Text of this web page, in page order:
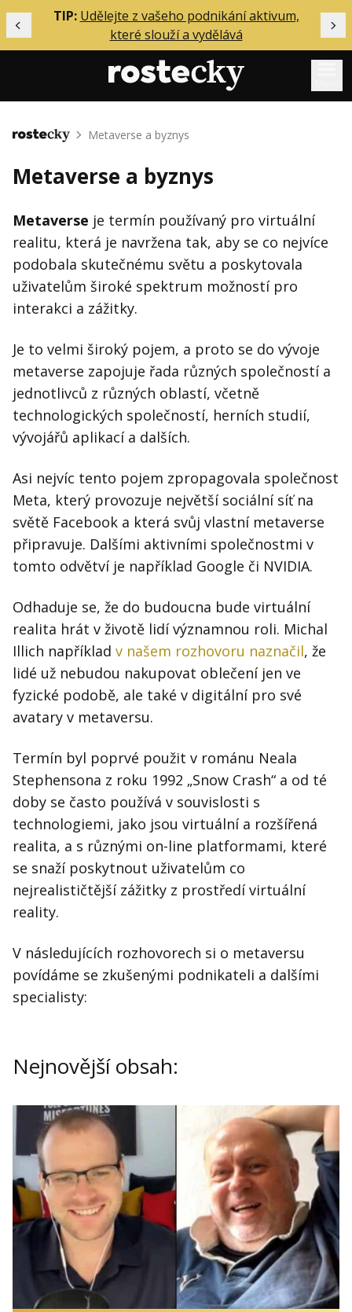
Předchozí
TIP: Udělejte z vašeho podnikání aktivum,
které slouží a vydělává
Mentoring
Solo
Akce
Inzerce
O mně
Kontakt
Obchodní podmínky
Hledaná fráze
Domů Metaverse a byznys
Metaverse a byznys
Metaverse je termín používaný pro virtuální
realitu, která je navržena tak, aby se co nejvíce
podobala skutečnému světu a poskytovala
uživatelům široké spektrum možností pro
interakci a zážitky.
Je to velmi široký pojem, a proto se do vývoje
metaverse zapojuje řada různých společností a
jednotlivců z různých oblastí, včetně
technologických společností, herních studií,
vývojářů aplikací a dalších.
Asi nejvíc tento pojem zpropagovala společnost
Meta, který provozuje největší sociální síť na
světě Facebook a která svůj vlastní metaverse
připravuje. Dalšími aktivními společnostmi v
tomto odvětví je například Google či NVIDIA.
Odhaduje se, že do budoucna bude virtuální
realita hrát v životě lidí významnou roli. Michal
Illich například v našem rozhovoru naznačil, že
lidé už nebudou nakupovat oblečení jen ve
fyzické podobě, ale také v digitální pro své
avatary v metaversu.
Termín byl poprvé použit v románu Neala
Stephensona z roku 1992 „Snow Crash“ a od té
doby se často používá v souvislosti s
technologiemi, jako jsou virtuální a rozšířená
realita, a s různými on-line platformami, které
se snaží poskytnout uživatelům co
nejrealističtější zážitky z prostředí virtuální
reality.
V následujících rozhovorech si o metaversu
povídáme se zkušenými podnikateli a dalšími
specialisty:
Nejnovější obsah: